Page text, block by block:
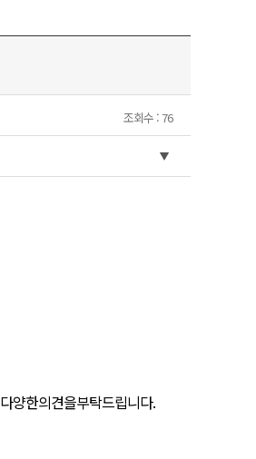
조회수 : 76
다양한의견을부탁드립니다.